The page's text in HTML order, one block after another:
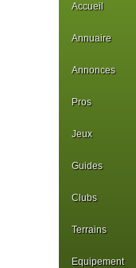
Accueil
Annuaire
Annonces
Pros
Jeux
Guides
Clubs
Terrains
Equipement